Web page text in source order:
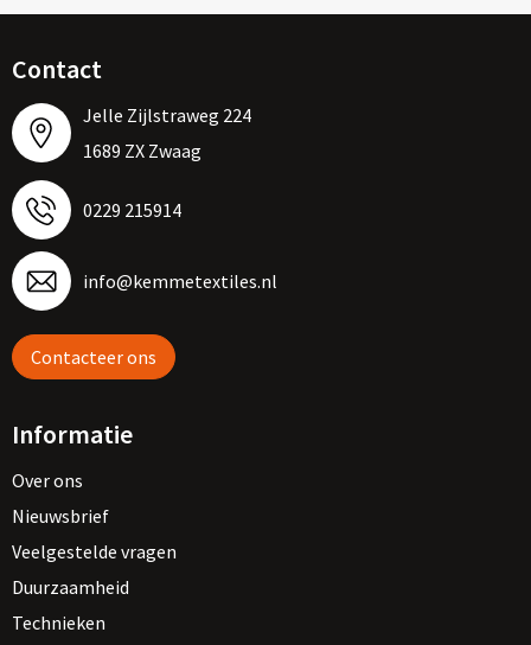
Contact
Jelle Zijlstraweg 224
1689 ZX Zwaag
0229 215914
info@kemmetextiles.nl
Contacteer ons
Informatie
Over ons
Nieuwsbrief
Veelgestelde vragen
Duurzaamheid
Technieken